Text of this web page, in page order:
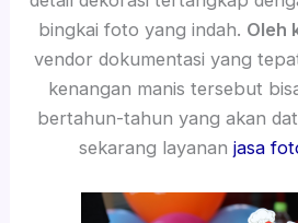
bingkai foto yang indah. Oleh
vendor dokumentasi yang
kenangan manis tersebut
bertahun-tahun yang akan
sekarang layanan jasa